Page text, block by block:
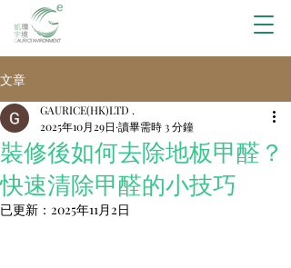
文章
裝修後如何去除地板甲醛？
快速清除甲醛的小技巧
GAURICE(HK)LTD .
2025年10月29日 讀畢需時 3 分鐘
已更新： 2025年11月2日